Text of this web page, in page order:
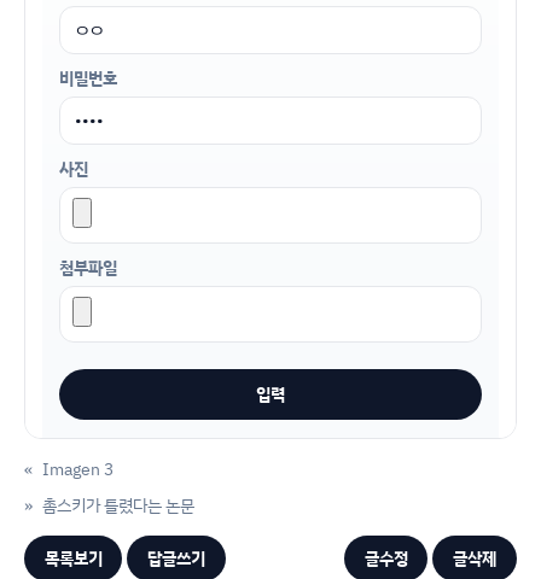
비밀번호
사진
첨부파일
« Imagen 3
촘스키가 틀렸다는 논문
»
목록보기 답글쓰기 글수정 글삭제